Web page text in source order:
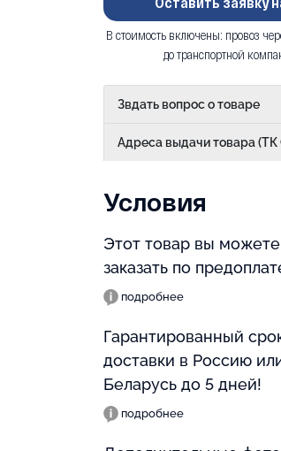
В стоимость включены: провоз
до транспортной
Звдать вопрос о товаре
Адреса выдачи товара
Условия
Этот товар вы можете
заказать по
подробнее
Гарантированный
доставки в Россию
Беларусь до 5 дней!
подробнее